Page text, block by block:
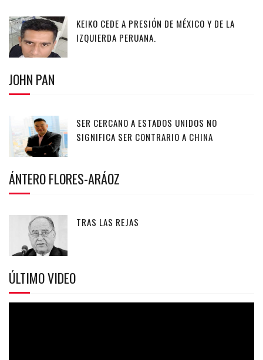
KEIKO CEDE A PRESIÓN DE MÉXICO Y DE LA
IZQUIERDA PERUANA.
JOHN PAN
SER CERCANO A ESTADOS UNIDOS NO
SIGNIFICA SER CONTRARIO A CHINA
ÁNTERO FLORES-ARÁOZ
TRAS LAS REJAS
ÚLTIMO VIDEO